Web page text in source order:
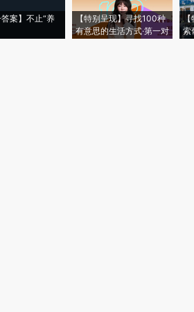
答案】不止“养
【特别呈现】寻找100种
有意思的生活方式·第一对
【
索